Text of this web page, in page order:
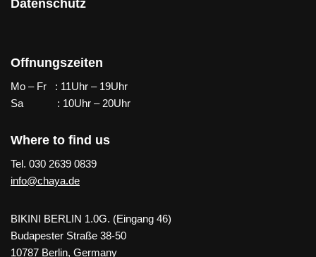
Datenschutz
Offnungszeiten
Mo – Fr : 11Uhr – 19Uhr
Sa : 10Uhr – 20Uhr
Where to find us
Tel. 030 2639 0839
info@chaya.de
BIKINI BERLIN 1.0G. (Eingang 46)
Budapester Straße 38-50
10787 Berlin, Germany